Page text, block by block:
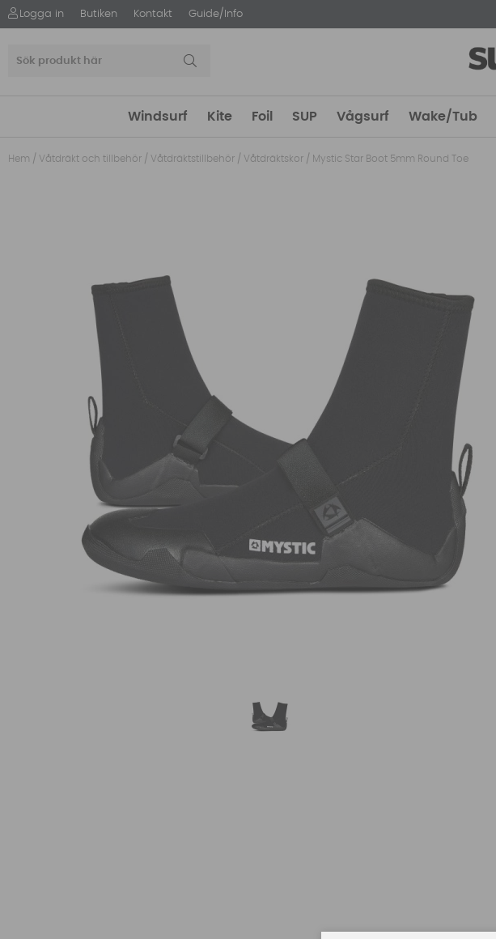
Logga in Butiken Kontakt Guide/Info
Windsurf Kite Foil SUP Vågsurf Wake/Tub
Hem / Våtdräkt och tillbehör / Våtdräktstillbehör / Våtdräktskor / Mystic Star Boot 5mm Round Toe